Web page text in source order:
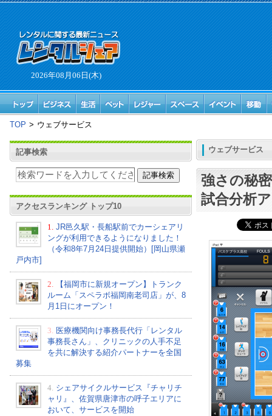
2026年08月06日(木)
TOP > ウェブサービス
記事検索
アクセスランキング トップ10
1.
JR邑久駅・長船駅前でカーシェアリ
ングが利用できるようになりました！
（令和8年7月24日提供開始）[岡山県瀬
戸内市]
2.
【福岡市に新規オープン】トランク
ルーム「スペラボ福岡南老司店」が、8
月1日にオープン！
3. 医療機関向け事務長代行「レンタル
事務長さん」、クリニックの人手不足
を共に解決する紹介パートナーを全国
募集
4. シェアサイクルサービス『チャリチ
ャリ』、佐賀県唐津市の呼子エリアに
おいて、サービスを開始
ウェブサービス
強さの秘
試合分析